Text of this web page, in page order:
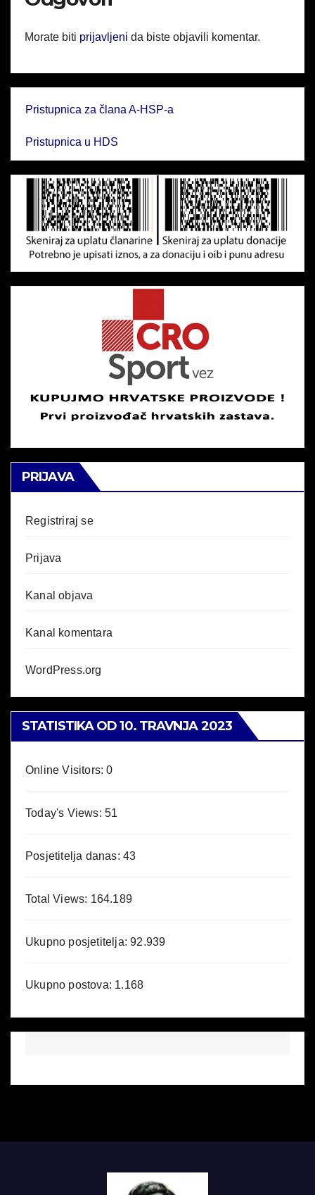
Morate biti prijavljeni da biste objavili komentar.
Pristupnica za člana A-HSP-a
Pristupnica u HDS
PRIJAVA
Registriraj se
Prijava
Kanal objava
Kanal komentara
WordPress.org
STATISTIKA OD 10. TRAVNJA 2023
Online Visitors:0
Today's Views: 51
Posjetitelja danas: 43
Total Views: 164.189
Ukupno posjetitelja:92.939
Ukupno postova: 1.168